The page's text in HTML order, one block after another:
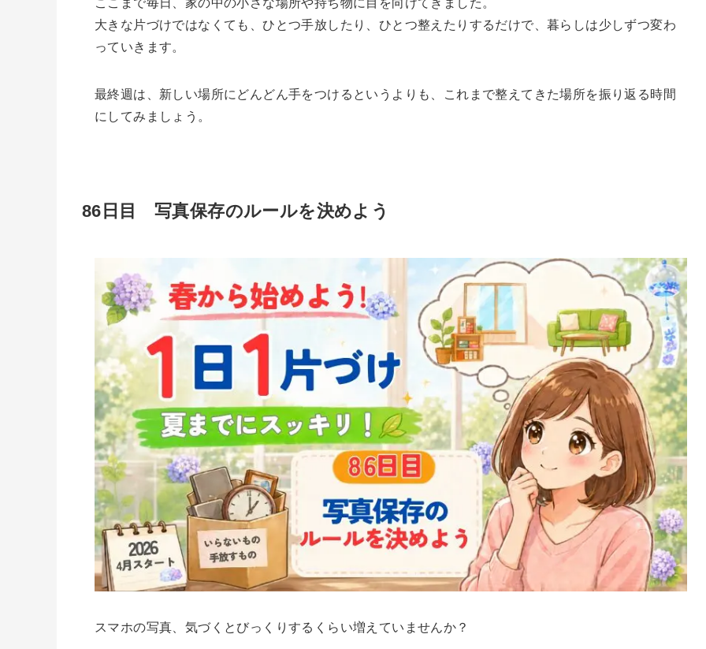
ここまで毎日、家の中の小さな場所や持ち物に目を向けてきました。
大きな片づけではなくても、ひとつ手放したり、ひとつ整えたりするだけで、暮らしは少しずつ変わ
っていきます。
最終週は、新しい場所にどんどん手をつけるというよりも、これまで整えてきた場所を振り返る時間
にしてみましょう。
86日目 写真保存のルールを決めよう
スマホの写真、気づくとびっくりするくらい増えていませんか？